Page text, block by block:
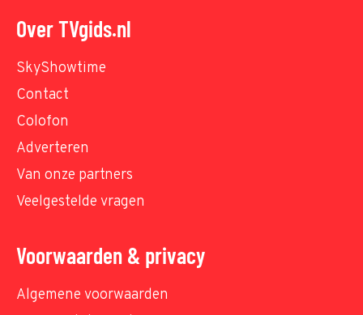
Over TVgids.nl
SkyShowtime
Contact
Colofon
Adverteren
Van onze partners
Veelgestelde vragen
Voorwaarden & privacy
Algemene voorwaarden